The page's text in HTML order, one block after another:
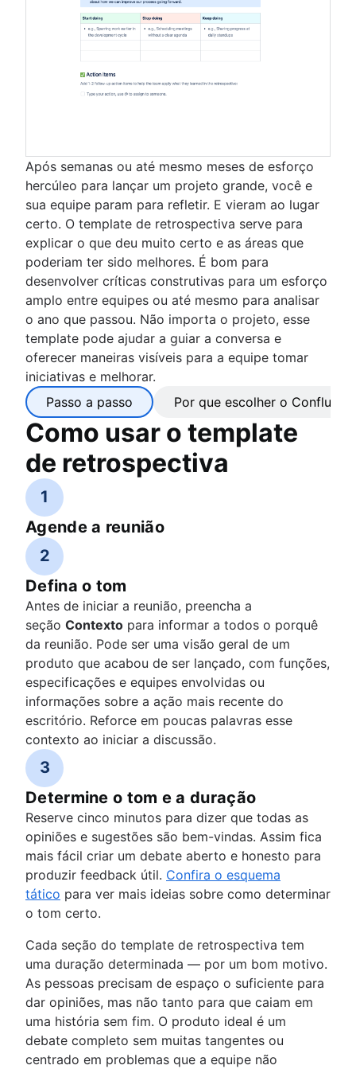
Após semanas ou até mesmo meses de esforço
hercúleo para lançar um projeto grande, você e
sua equipe param para refletir. E vieram ao lugar
certo. O template de retrospectiva serve para
explicar o que deu muito certo e as áreas que
poderiam ter sido melhores. É bom para
desenvolver críticas construtivas para um esforço
amplo entre equipes ou até mesmo para analisar
o ano que passou. Não importa o projeto, esse
template pode ajudar a guiar a conversa e
oferecer maneiras visíveis para a equipe tomar
iniciativas e melhorar.
Passo a passo
Por que escolher o
Como usar o template
de retrospectiva
1
Agende a reunião
2
Defina o tom
Antes de iniciar a reunião, preencha a
seção Contexto para informar a todos o porquê
da reunião. Pode ser uma visão geral de um
produto que acabou de ser lançado, com funções,
especificações e equipes envolvidas ou
informações sobre a ação mais recente do
escritório. Reforce em poucas palavras esse
contexto ao iniciar a discussão.
3
Determine o tom e a duração
Reserve cinco minutos para dizer que todas as
opiniões e sugestões são bem-vindas. Assim fica
mais fácil criar um debate aberto e honesto para
produzir feedback útil. Confira o esquema
tático para ver mais ideias sobre como determinar
o tom certo.
Cada seção do template de retrospectiva tem
uma duração determinada — por um bom motivo.
As pessoas precisam de espaço o suficiente para
dar opiniões, mas não tanto para que caiam em
uma história sem fim. O produto ideal é um
debate completo sem muitas tangentes ou
centrado em problemas que a equipe não